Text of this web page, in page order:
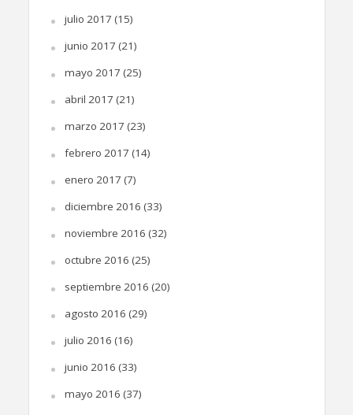
julio 2017 (15)
junio 2017 (21)
mayo 2017 (25)
abril 2017 (21)
marzo 2017 (23)
febrero 2017 (14)
enero 2017 (7)
diciembre 2016 (33)
noviembre 2016 (32)
octubre 2016 (25)
septiembre 2016 (20)
agosto 2016 (29)
julio 2016 (16)
junio 2016 (33)
mayo 2016 (37)